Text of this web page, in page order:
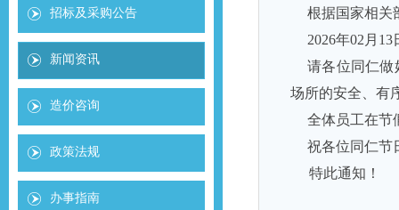
招标及采购公告
新闻资讯
造价咨询
政策法规
办事指南
根据国家相关
2026年02 月 13
请各位同仁做
场所的安全、有
全体员工在节
祝各位同仁节
特此通知！